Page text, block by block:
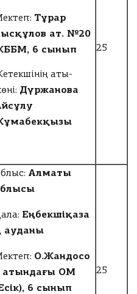
Тұрар
ат. №20
6 сынып
аты-
Дүржанова
25
Алматы
Еңбекшіқаза
ауданы
О.Жандосо
атындағы ОМ
6 сынып
25